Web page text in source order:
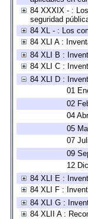
84 XXXIX - :
seguridad
84 XL - : Los
84 XLI A :
84 XLI B :
84 XLI C :
84 XLI D :
01
02
04
05
07
09
12
84 XLI E :
84 XLI F :
84 XLI G :
84 XLII A :